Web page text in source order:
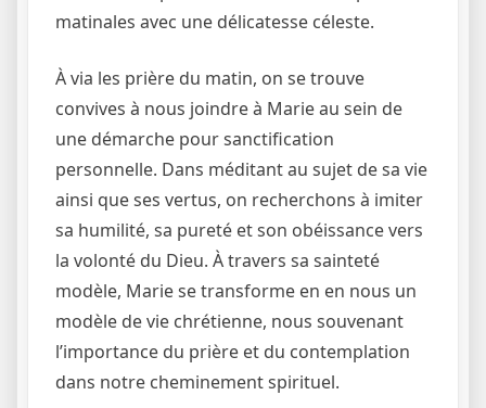
matinales avec une délicatesse céleste.
À via les prière du matin, on se trouve
convives à nous joindre à Marie au sein de
une démarche pour sanctification
personnelle. Dans méditant au sujet de sa vie
ainsi que ses vertus, on recherchons à imiter
sa humilité, sa pureté et son obéissance vers
la volonté du Dieu. À travers sa sainteté
modèle, Marie se transforme en en nous un
modèle de vie chrétienne, nous souvenant
l’importance du prière et du contemplation
dans notre cheminement spirituel.